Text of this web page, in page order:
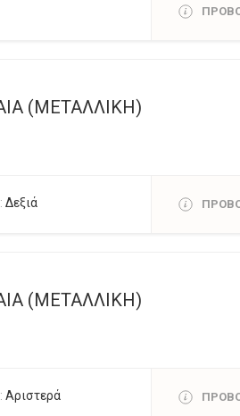
(ΜΕΤΑΛΛΙΚΗ)
Δεξιά
(ΜΕΤΑΛΛΙΚΗ)
Αριστερά